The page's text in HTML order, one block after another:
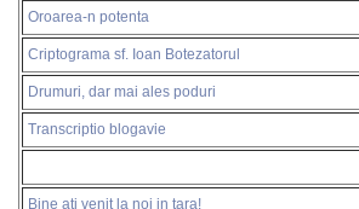
Oroarea-n potenta
Criptograma sf. Ioan Botezatorul
Drumuri, dar mai ales poduri
Transcriptio blogavie
Bine ati venit la noi in tara!